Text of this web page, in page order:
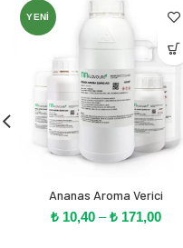
YENI
Ananas Aroma Verici
₺ 10,40 –₺ 171,00Fiyat